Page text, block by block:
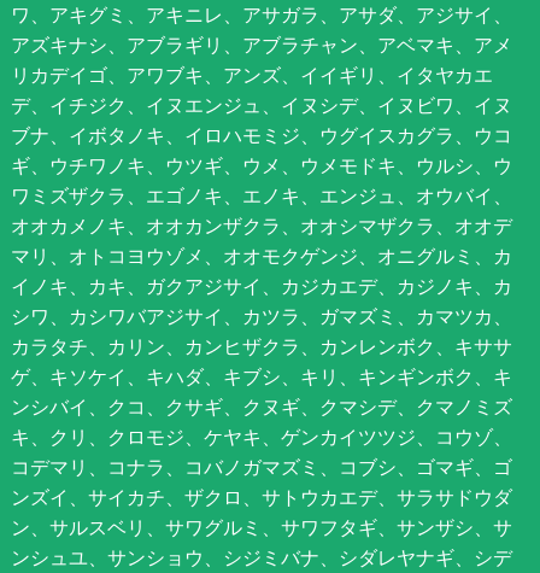
ワ、アキグミ、アキニレ、アサガラ、アサダ、アジサイ、
アズキナシ、アブラギリ、アブラチャン、アベマキ、アメ
リカデイゴ、アワブキ、アンズ、イイギリ、イタヤカエ
デ、イチジク、イヌエンジュ、イヌシデ、イヌビワ、イヌ
ブナ、イボタノキ、イロハモミジ、ウグイスカグラ、ウコ
ギ、ウチワノキ、ウツギ、ウメ、ウメモドキ、ウルシ、ウ
ワミズザクラ、エゴノキ、エノキ、エンジュ、オウバイ、
オオカメノキ、オオカンザクラ、オオシマザクラ、オオデ
マリ、オトコヨウゾメ、オオモクゲンジ、オニグルミ、カ
イノキ、カキ、ガクアジサイ、カジカエデ、カジノキ、カ
シワ、カシワバアジサイ、カツラ、ガマズミ、カマツカ、
カラタチ、カリン、カンヒザクラ、カンレンボク、キササ
ゲ、キソケイ、キハダ、キブシ、キリ、キンギンボク、キ
ンシバイ、クコ、クサギ、クヌギ、クマシデ、クマノミズ
キ、クリ、クロモジ、ケヤキ、ゲンカイツツジ、コウゾ、
コデマリ、コナラ、コバノガマズミ、コブシ、ゴマギ、ゴ
ンズイ、サイカチ、ザクロ、サトウカエデ、サラサドウダ
ン、サルスベリ、サワグルミ、サワフタギ、サンザシ、サ
ンシュユ、サンショウ、シジミバナ、シダレヤナギ、シデ